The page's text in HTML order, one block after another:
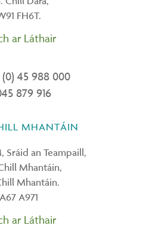
FH6T.
ar Láthair
(0) 45 988 000
879 916
MHANTÁIN
Sráid an Teampaill,
Mhantáin,
Mhantáin.
A67 A971
ar Láthair